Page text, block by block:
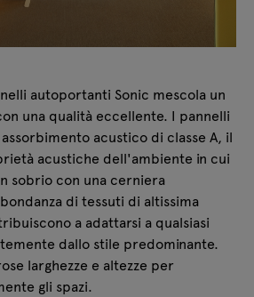
A
A
autoportanti Sonic mescola un
una qualità eccellente. I pannelli
acustico di classe A, il
acustiche dell'ambiente in cui
sobrio con una cerniera
di tessuti di altissima
a adattarsi a qualsiasi
dallo stile predominante.
larghezze e altezze per
gli spazi.